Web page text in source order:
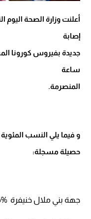
إصابة
ساعة
المنصرمة.
و فيما يلي النسب
حصيلة مسجلة:
جهة بني ملال خنيفرة %1.26 (+22)